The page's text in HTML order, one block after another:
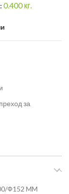
0.400кг.
преход за
Ф152 MM